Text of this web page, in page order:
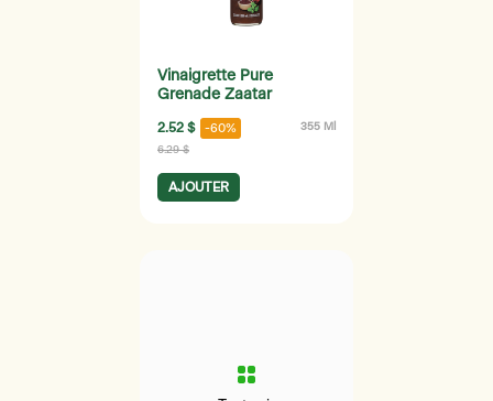
Vinaigrette Pure
Grenade Zaatar
2.52 $ -60% 355 Ml
6.29 $
AJOUTER